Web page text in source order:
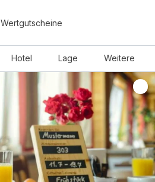
Wertgutscheine
Hotel Lage Weitere